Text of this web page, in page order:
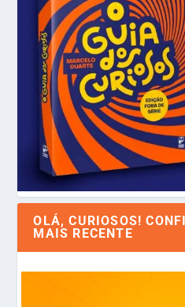
OLÁ, CURIOSOS!
MAIS RECENTE